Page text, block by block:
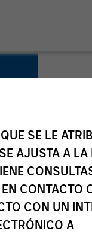
SE LE
AJUSTA A LA
CONTACTO
CON UN
A